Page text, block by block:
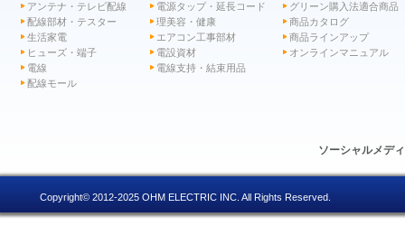
アンテナ・テレビ配線
電源タップ・延長コード
配線部材・テスター
理美容・健康
生活家電
エアコン工事部材
ヒューズ・端子
電設資材
電線
電線支持・結束用品
配線モール
グリーン購入法適合商品
商品カタログ
商品ラインアップ
オンラインマニュアル
ソーシャルメデ
Copyright© 2012-2025 OHM ELECTRIC INC. All Rights Reserved.